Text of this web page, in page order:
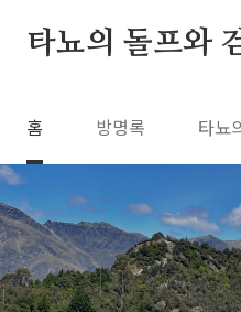
타뇨의 돌프와
홈 방명록 타뇨